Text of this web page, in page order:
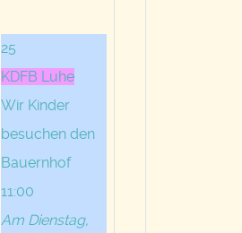
25
KDFB Luhe
Wir Kinder
besuchen den
Bauernhof
11:00
Am Dienstag,